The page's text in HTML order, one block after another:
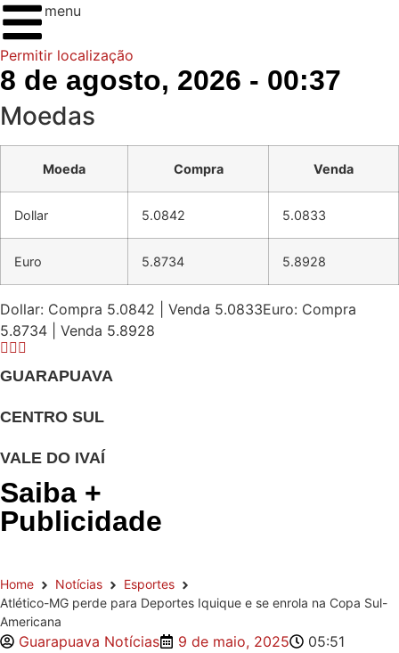
menu
Permitir localização
8 de agosto, 2026 - 00:37
Moedas
Moeda Compra Venda
Dollar 5.0842 5.0833
Euro 5.8734 5.8928
Dollar: Compra 5.0842 | Venda 5.0833Euro: Compra
5.8734 | Venda 5.8928
GUARAPUAVA
CENTRO SUL
VALE DO IVAÍ
Saiba +
Publicidade
Home Notícias
Esportes
Atlético-MG perde para Deportes Iquique e se enrola na Copa Sul-
Americana
Guarapuava Notícias 9 de maio, 2025
05:51